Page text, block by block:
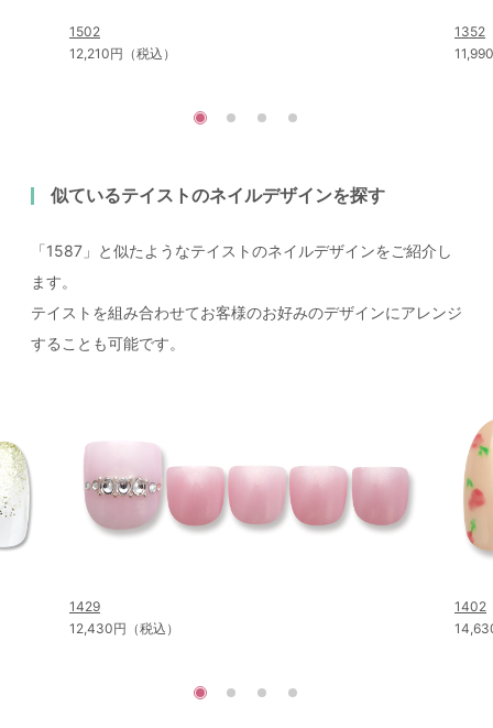
1502
12,210円（税込）
1352
似ているテイストのネイルデザインを探す
「1587」と似たようなテイストのネイルデザインをご紹介し
ます。
テイストを組み合わせてお客様のお好みのデザインにアレンジ
することも可能です。
1429
12,430円（税込）
1402